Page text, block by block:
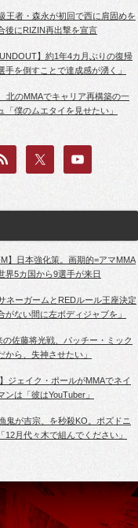
王者・森永が初回で西に肩固めを
後にRIZIN再出撃を宣言
】約1年4カ月ぶりの復帰
手を倒すことで達成感が湧く」
北のMMAでキャリア再構築の一
「僕のムエタイを見せたい」
】日本強化策。画期的=アマMMA
界5カ国から9選手が来日
ネーガームとREDルール王座決定
がない間に左ボディジャブを」
の佐藤将光戦、パッチー・ミック
から、失神させたい」
ジェイク・ポールがMMAでネイ
ンは「彼はYouTuber」
鬼が吉宗、を秒殺KO。ポズドニ
12月代々木で組んでください」